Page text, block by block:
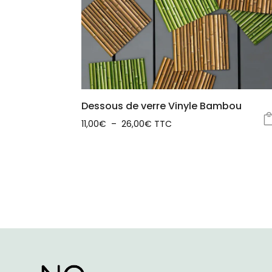
Dessous de verre Vinyle Bambou
11,00€ – 26,00€ Plage
TTC